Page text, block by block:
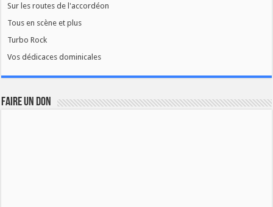
Sur les routes de l'accordéon
Tous en scène et plus
Turbo Rock
Vos dédicaces dominicales
FAIRE UN DON